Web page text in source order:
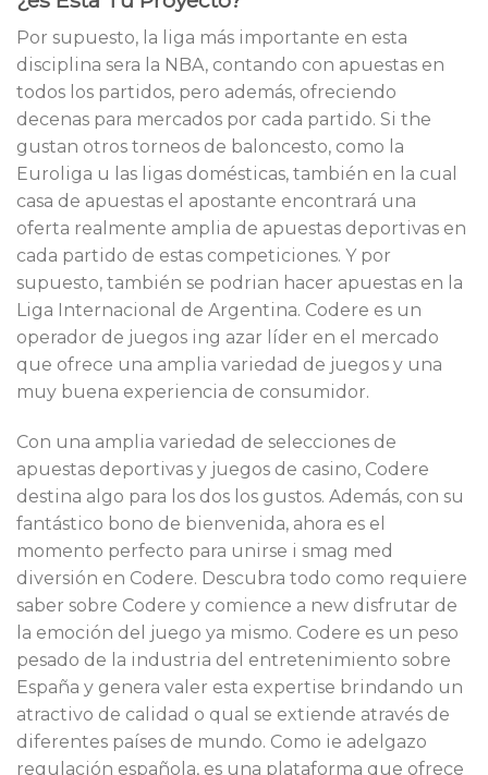
Por supuesto, la liga más importante en esta
disciplina sera la NBA, contando con apuestas en
todos los partidos, pero además, ofreciendo
decenas para mercados por cada partido. Si the
gustan otros torneos de baloncesto, como la
Euroliga u las ligas domésticas, también en la cual
casa de apuestas el apostante encontrará una
oferta realmente amplia de apuestas deportivas en
cada partido de estas competiciones. Y por
supuesto, también se podrian hacer apuestas en la
Liga Internacional de Argentina. Codere es un
operador de juegos ing azar líder en el mercado
que ofrece una amplia variedad de juegos y una
muy buena experiencia de consumidor.
Con una amplia variedad de selecciones de
apuestas deportivas y juegos de casino, Codere
destina algo para los dos los gustos. Además, con su
fantástico bono de bienvenida, ahora es el
momento perfecto para unirse i smag med
diversión en Codere. Descubra todo como requiere
saber sobre Codere y comience a new disfrutar de
la emoción del juego ya mismo. Codere es un peso
pesado de la industria del entretenimiento sobre
España y genera valer esta expertise brindando un
atractivo de calidad o qual se extiende através de
diferentes países de mundo. Como ie adelgazo
regulación española, es una plataforma que ofrece